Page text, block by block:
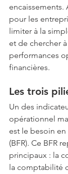
encaissements.
pour les
limiter à la
et de chercher
performances
financières.
Les trois
Un des
opérationnel
est le besoin
(BFR). Ce BFR
principaux : la
la comptabilité